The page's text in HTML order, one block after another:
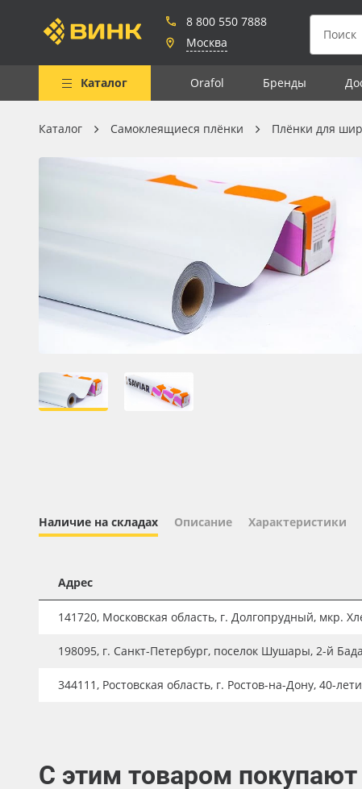
8 800 550 7888
Москва
Каталог Orafol Бренды
Весь каталог
Рулонные материалы
Клей, скотчи и крепёж
Мобильные конструкции и
POS-материалы
Сублимация и термотрансфер
Новинки ассортимента
Плёнка монтажная Oratape
ПЭТ листовой
ПЭТ бэклит
Заготовки для сувениров
Каталог Самоклеящиеся плёнки Плёнки для
Наличие на складах Описание Характеристики
Адрес
141720, Московская область, г. Долгопрудный, мкр.
198095, г. Санкт-Петербург, поселок Шушары, 2-й
344111, Ростовская область, г. Ростов-на-Дону, 40-
С этим товаром покупают